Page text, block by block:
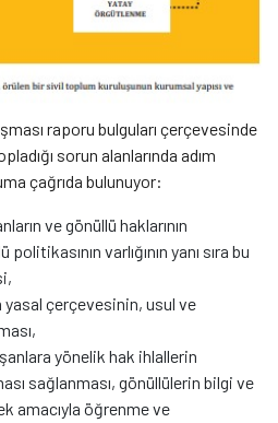
raporu bulguları çerçevesinde
sorun alanlarında adım
çağrıda bulunuyor:
ve gönüllü haklarının
varlığının yanı sıra bu
yasal çerçevesinin, usul ve
yönelik hak ihlallerin
sağlanması, gönüllülerin bilgi ve
amacıyla öğrenme ve